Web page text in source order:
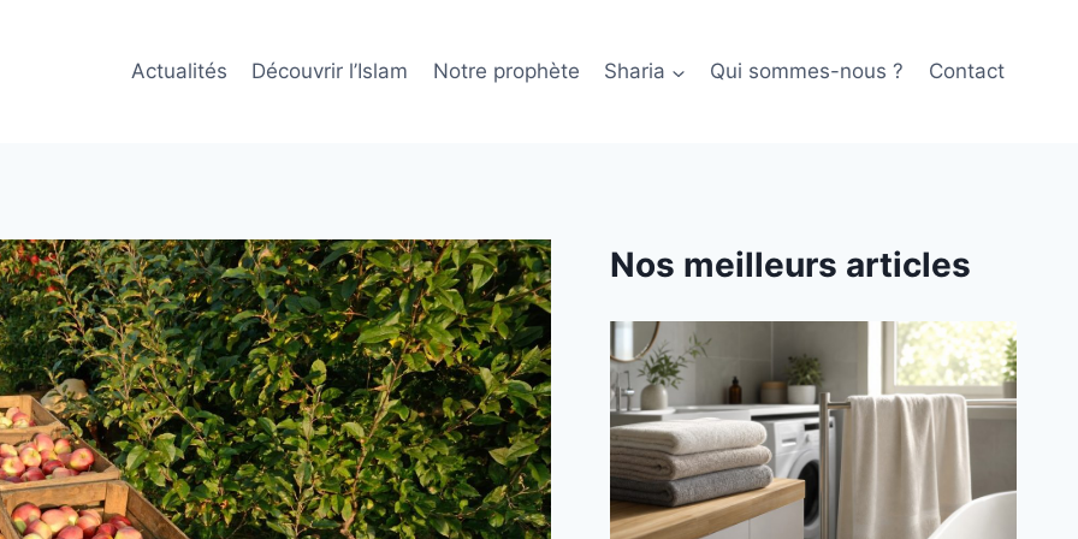
Actualités Découvrir l’Islam Notre prophète Sharia Qui sommes-nous ? Contact
Nos meilleurs articles